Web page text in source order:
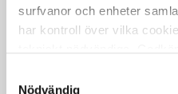
surfvanor och enheter
har kontroll över vilka
länder utanför EU med olika
Nödvändig
EN ISO 20345